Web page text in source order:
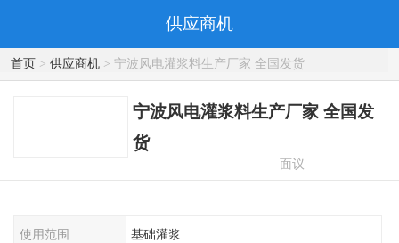
供应商机
首页> 供应商机> 宁波风电灌浆料生产厂家 全国发货
宁波风电灌浆料生产厂家 全国发
货
面议
使用范围 基础灌浆